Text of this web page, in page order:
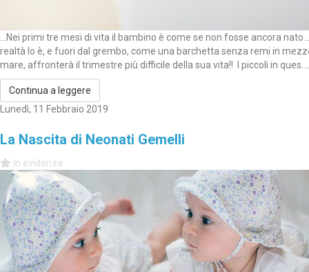
…Nei primi tre mesi di vita il bambino è come se non fosse ancora
realtà lo è, e fuori dal grembo, come una barchetta senza remi in
mare, affronterà il trimestre più difficile della sua vita!! I piccoli in ques....
Continua a leggere
Lunedì, 11 Febbraio 2019
La Nascita di Neonati Gemelli
In evidenza